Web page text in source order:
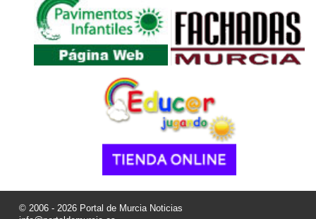
© 2006 - 2026 Portal de Murcia Noticias